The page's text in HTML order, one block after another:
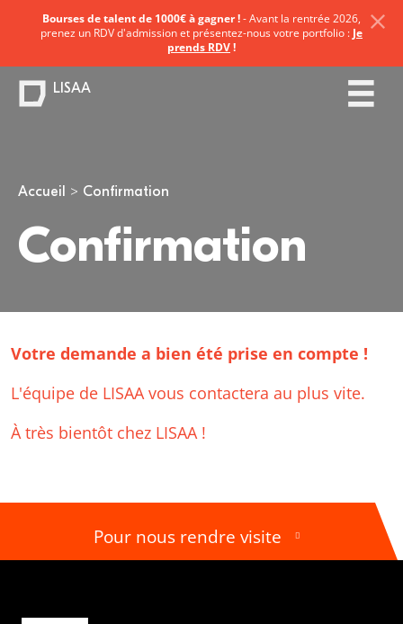
Vous êtes ici
Accueil Confirmation
Confirmation
Votre demande a bien été prise en compte !
L'équipe de LISAA vous contactera au plus vite.
À très bientôt chez LISAA !
Pour nous rendre visite
Bourses de talent de 1000€ à gagner !- Avant la rentrée 2026,
prenez un RDV d'admission et présentez-nous votre portfolio : Je
prends RDV!
LISAA